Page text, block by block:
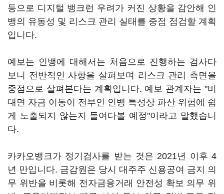
등으로 디지털 뱅크런 우려가 커진 상황을 감안해 인
뱅의 유동성 및 리스크 관리 실태를 중점 점검할 계획
입니다.
예보는 인뱅에 대해서는 처음으로 진행하는 검사다
보니 전반적인 사항을 살펴보며 리스크 관리 측면을
중점으로 살펴본다는 계획입니다. 예보 관계자는 "비
대면 자금 이동이 전부인 인뱅 특성상 파산 위험에 쉽
게 노출되지 않는지 들여다볼 예정"이라고 말했습니
다.
카카오뱅크가 정기검사를 받는 것은 2021년 이후 4
년 만입니다. 금감원은 당시 대주주 신용공여 금지 의
무 위반을 비롯해 전자금융거래 안전성 확보 의무 위